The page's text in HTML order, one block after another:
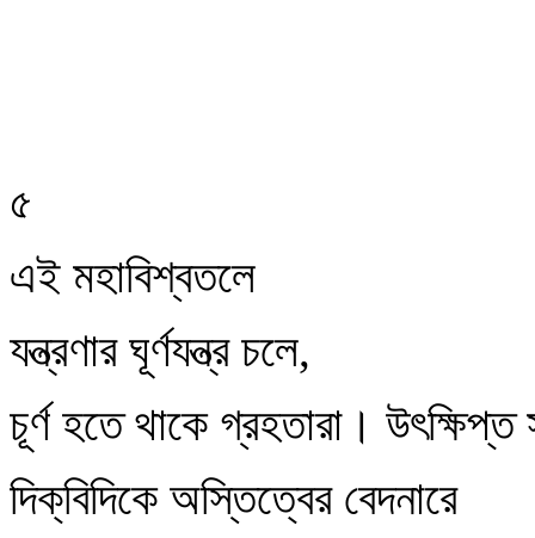
৫
এই মহাবিশ্বতলে
যন্ত্রণার ঘূর্ণযন্ত্র চলে,
চূর্ণ হতে থাকে গ্রহতারা। উৎক্ষিপ্ত
দিক্‌বিদিকে অস্তিত্বের বেদনারে